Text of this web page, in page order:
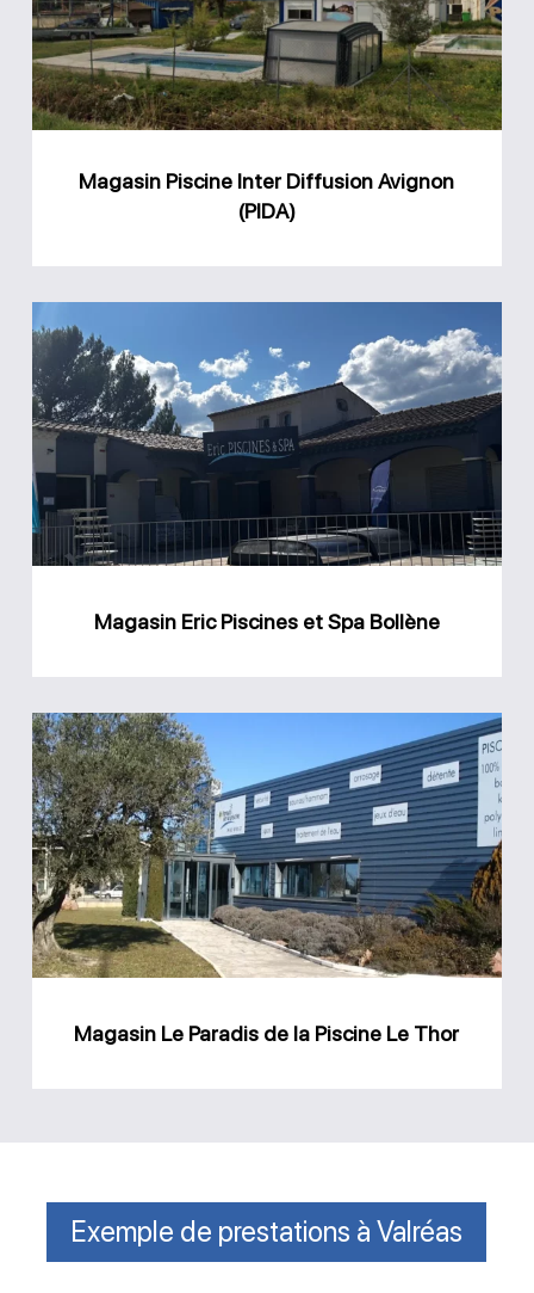
Avignon
(PIDA)
Magasin Piscine Inter Diffusion Avignon
(PIDA)
Eric
Piscines
et
Spa
Bollène
Magasin Eric Piscines et Spa Bollène
Le
Paradis
de
la
Piscine
Le
Magasin Le Paradis de la Piscine Le Thor
Exemple de prestations à Valréas